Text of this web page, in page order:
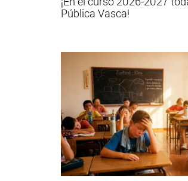
Pública Vasca!